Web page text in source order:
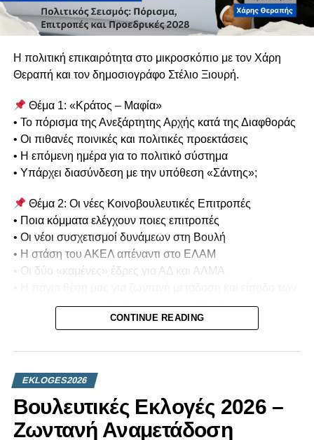
Η πολιτική επικαιρότητα στο μικροσκόπιο με τον Χάρη
Θεραπή και τον δημοσιογράφο Στέλιο Ξιουρή.
Θέμα 1: «Κράτος – Μαφία»
• Το πόρισμα της Ανεξάρτητης Αρχής κατά της Διαφθοράς
• Οι πιθανές ποινικές και πολιτικές προεκτάσεις
• Η επόμενη ημέρα για το πολιτικό σύστημα
• Υπάρχει διασύνδεση με την υπόθεση «Σάντης»;
Θέμα 2: Οι νέες Κοινοβουλευτικές Επιτροπές
• Ποια κόμματα ελέγχουν ποιες επιτροπές
• Οι νέοι συσχετισμοί δυνάμεων στη Βουλή
• Η στάση του ΑΚΕΛ απέναντι στο ΕΛΑΜ
• Οι δύο «καμένες» έδρες για ΑΔ και ΑΛΜΑ
καμερών στις συνεδριάσεις των κοινοβουλευτικών
Θέμα 3: Προεδρικές Εκλογές 2028
Δημοκρατίας;
• Πώς τοποθετούνται σήμερα τα πολιτικά κόμματα;
• Ποιες συμμαχίες διαμορφώνονται στο παρασκήνιο;
• Τα πρώτα πολιτικά μηνύματα της νέας κοινοβουλευτικής
CONTINUE READING
EKLOGES2026
Βουλευτικές Εκλογές 2026 –
Ζωντανή Αναμετάδοση